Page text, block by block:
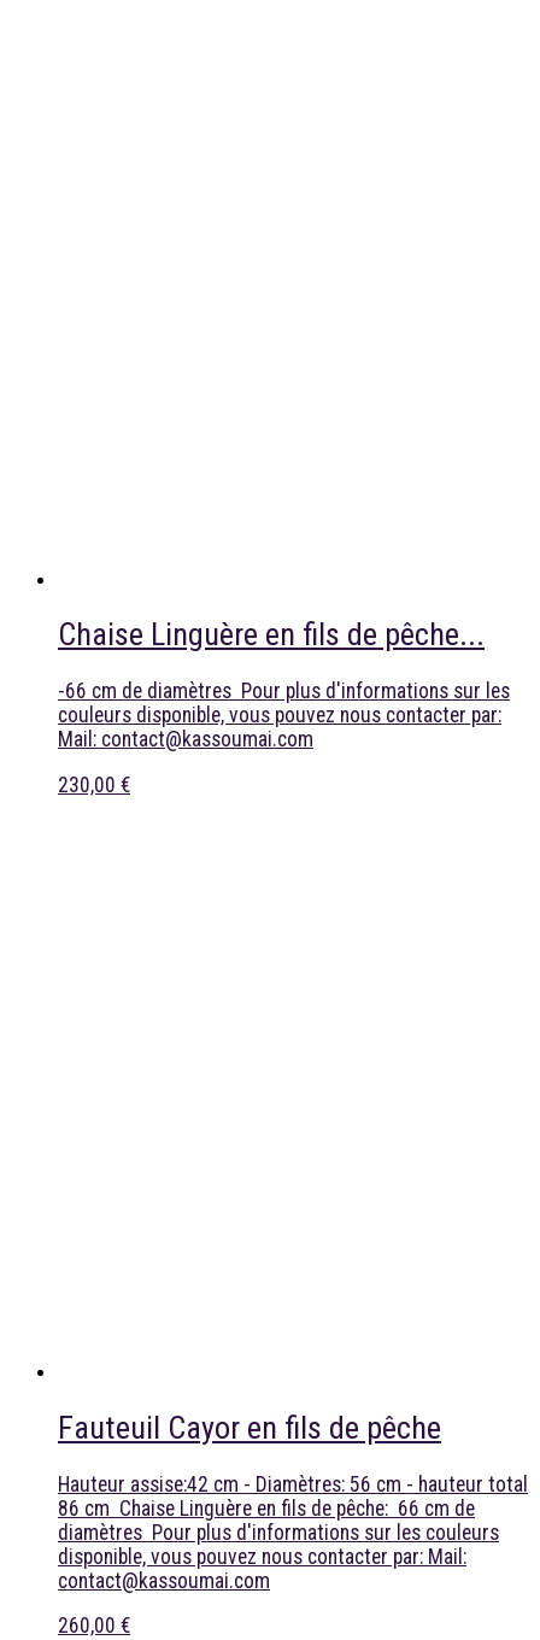
Chaise Linguère en fils de pêche...
-66 cm de diamètres Pour plus d'informations sur les
couleurs disponible, vous pouvez nous contacter par:
Mail: contact@kassoumai.com
230,00 €
Fauteuil Cayor en fils de pêche
Hauteur assise:42 cm - Diamètres: 56 cm - hauteur total
86 cm Chaise Linguère en fils de pêche: 66 cm de
diamètres Pour plus d'informations sur les couleurs
disponible, vous pouvez nous contacter par: Mail:
contact@kassoumai.com
260,00 €